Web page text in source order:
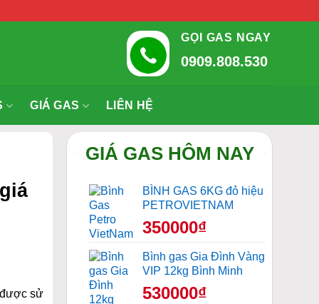
GỌI GAS NGAY
0909.808.530
GIÁ GAS LIÊN HỆ
được sử
GIÁ GAS HÔM NAY
BÌNH GAS 6KG đỏ hiệu
PETROVIETNAM
350000₫
Bình gas Gia Đình Vàng
VIP 12kg Bình Minh
530000₫